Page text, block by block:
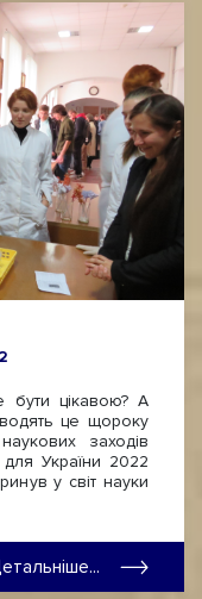
цікавою? А
це щороку
заходів
України 2022
у світ науки